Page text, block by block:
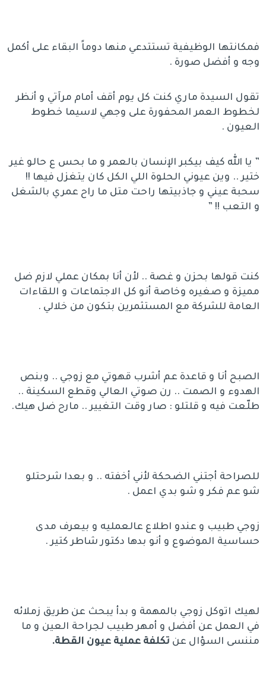
فمكانتها الوظيفية تستتدعي منها دوماً البقاء على أكمل
وجه و أفضل صورة .
تقول السيدة ماري كنت كل يوم أقف أمام مرآتي و أنظر
لخطوط العمر المحفورة على وجهي لاسيما خطوط
العيون .
” يا الله كيف بيكبر الإنسان بالعمر و ما بحس ع حالو غير
ختير .. وين عيوني الحلوة اللي الكل كان يتغزل فيها !!
سحبة عيني و جاذبيتها راحت متل ما راح عمري بالشغل
و التعب !! ”
كنت قولها بحزن و غصة .. لأن أنا بمكان عملي لازم ضل
مميزة و صغيره وخاصة أنو كل الاجتماعات و اللقاءات
العامة للشركة مع المستثمرين بتكون من خلالي .
الصبح أنا و قاعدة عم أشرب قهوتي مع زوجي .. وبنص
الهدوء و الصمت .. رن صوتي العالي وقطع السكينة ..
طلّعت فيه و قلتلو : صار وقت التغيير .. مارح ضل هيك.
للصراحة أجتني الضحكة لأني أخفته .. و بعدا شرحتلو
شو عم فكر و شو بدي اعمل .
زوجي طبيب و عندو اطلاع عالعمليه و بيعرف مدى
حساسية الموضوع و أنو بدها دكتور شاطر كتير .
لهيك اتوكل زوجي بالمهمة و بدأ يبحث عن طريق زملائه
في العمل عن أفضل و أمهر طبيب لجراحة العين و ما
مننسى السؤال عن تكلفة عملية عيون القطة.